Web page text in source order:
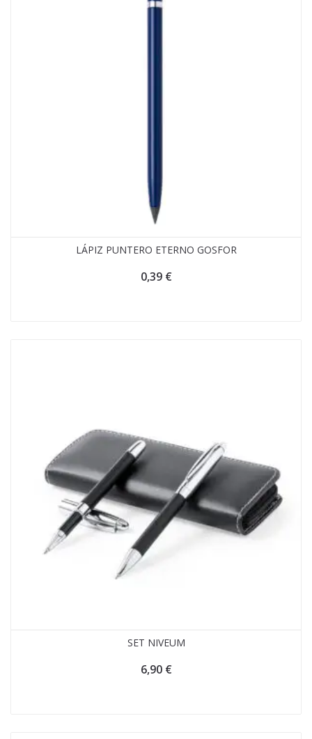
LÁPIZ PUNTERO ETERNO GOSFOR
0,39 €
SET NIVEUM
6,90 €